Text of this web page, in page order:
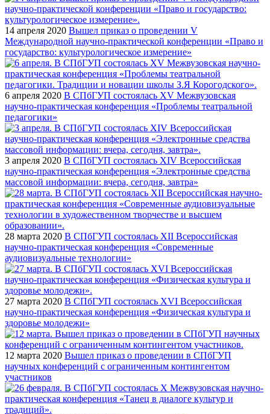
14 апреля 2020 Вышел приказ о проведении V
Международной научно-практической конференции «Право и
государство: культурологическое измерение»
6 апреля 2020 В СПбГУП состоялась XV Межвузовская
научно-практическая конференция «Проблемы театральной
педагогики»
3 апреля 2020 В СПбГУП состоялась XIV Всероссийская
научно-практическая конференция «Электронные средства
массовой информации: вчера, сегодня, завтра»
28 марта 2020 В СПбГУП состоялась XII Всероссийская
научно-практическая конференция «Современные
аудиовизуальные технологии»
27 марта 2020 В СПбГУП состоялась XVI Всероссийская
научно-практическая конференция «Физическая культура и
здоровье молодежи»
12 марта 2020 Вышел приказ о проведении в СПбГУП
научных конференций с ограниченным контингентом
участников